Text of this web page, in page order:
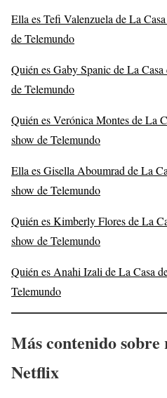
Ella es Tefi Valenzuela de La
de Telemundo
Quién es Gaby Spanic de La
de Telemundo
Quién es Verónica Montes de La
show de Telemundo
Ella es Gisella Aboumrad de La
show de Telemundo
Quién es Kimberly Flores de La
show de Telemundo
Quién es Anahi Izali de La Casa
Telemundo
Más contenido sobre
Netflix